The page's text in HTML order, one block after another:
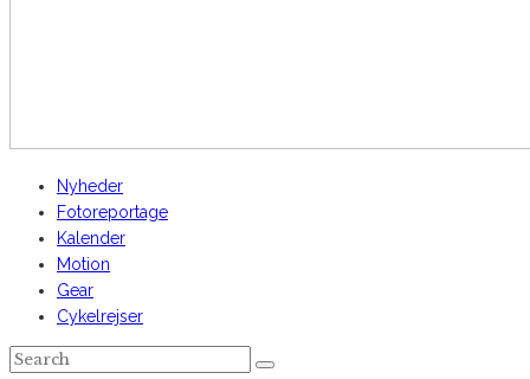
Nyheder
Fotoreportage
Kalender
Motion
Gear
Cykelrejser